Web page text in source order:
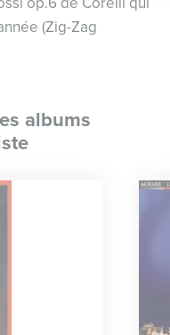
(Zig-Zag
albums